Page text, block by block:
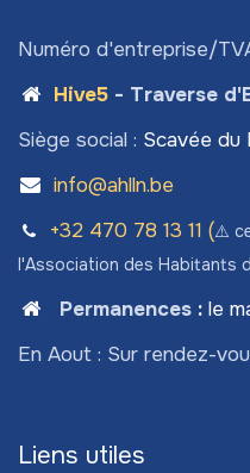
Numéro d'entreprise/
Hive5- Traverse
Siège social : Scavée du
info@ahlln.be
+32 470 78​ 13 11 (⚠️
l'Association des Habitants
Permanences: le
En Aout : Sur rendez-
Liens utiles